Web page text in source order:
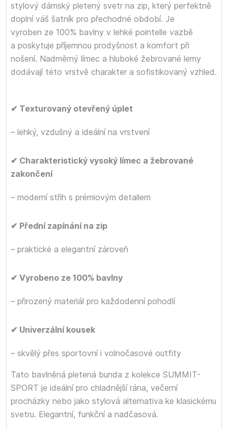
stylový dámský pletený svetr na zip, který perfektně
doplní váš šatník pro přechodné období. Je
vyroben ze 100% bavlny v lehké pointelle vazbě
a poskytuje příjemnou prodyšnost a komfort při
nošení. Nadměrný límec a hluboké žebrované lemy
dodávají této vrstvě charakter a sofistikovaný vzhled.
✔ Texturovaný otevřený úplet
– lehký, vzdušný a ideální na vrstvení
✔ Charakteristický vysoký límec a žebrované
zakončení
– moderní střih s prémiovým detailem
✔ Přední zapínání na zip
– praktické a elegantní zároveň
✔ Vyrobeno ze 100% bavlny
– přirozený materiál pro každodenní pohodlí
✔ Univerzální kousek
– skvělý přes sportovní i volnočasové outfity
Tato bavlněná pletená bunda z kolekce SUMMIT-
SPORT je ideální pro chladnější rána, večerní
procházky nebo jako stylová alternativa ke klasickému
svetru. Elegantní, funkční a nadčasová.